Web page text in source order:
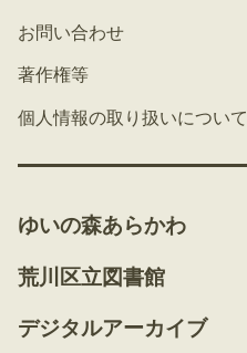
お問い合わせ
著作権等
個人情報の取り扱いについて
ゆいの森あらかわ
荒川区立図書館
デジタルアーカイブ